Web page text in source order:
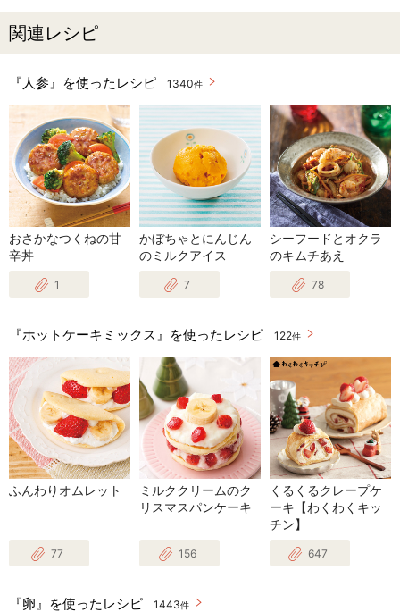
関連レシピ
『人参』を使ったレシピ 1340件
おさかなつくねの甘
辛丼
1
かぼちゃとにんじん
のミルクアイス
7
シーフードとオクラ
のキムチあえ
78
『ホットケーキミックス』を使ったレシピ 122件
ふんわりオムレット
77
ミルククリームのク
リスマスパンケーキ
156
くるくるクレープケ
ーキ【わくわくキッ
チン】
647
『卵』を使ったレシピ 1443件